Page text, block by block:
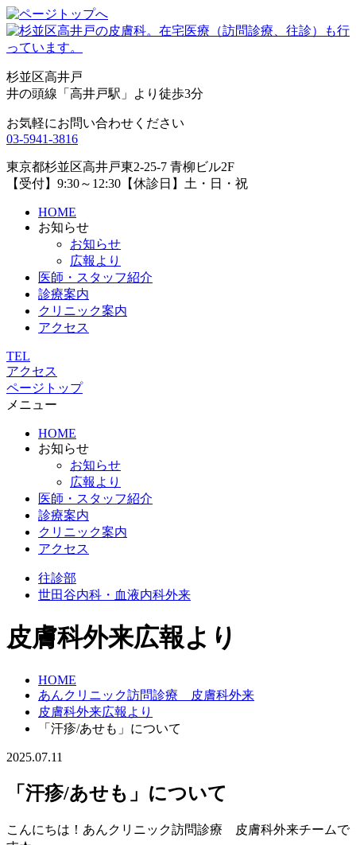
杉並区高井戸
井の頭線「高井戸駅」より徒歩3分
お気軽にお問い合わせください
03-5941-3816
東京都杉並区高井戸東2-25-7 青柳ビル2F
【受付】9:30～12:30【休診日】土・日・祝
HOME
お知らせ
お知らせ
広報より
医師・スタッフ紹介
診療案内
クリニック案内
アクセス
TEL
アクセス
ページトップ
メニュー
HOME
お知らせ
お知らせ
広報より
医師・スタッフ紹介
診療案内
クリニック案内
アクセス
往診部
世田谷内科・血液内科外来
皮膚科外来広報より
HOME
あんクリニック訪問診療 皮膚科外来
皮膚科外来広報より
「汗疹/あせも」について
2025.07.11
「汗疹/あせも」について
こんにちは！あんクリニック訪問診療 皮膚科外来チームで